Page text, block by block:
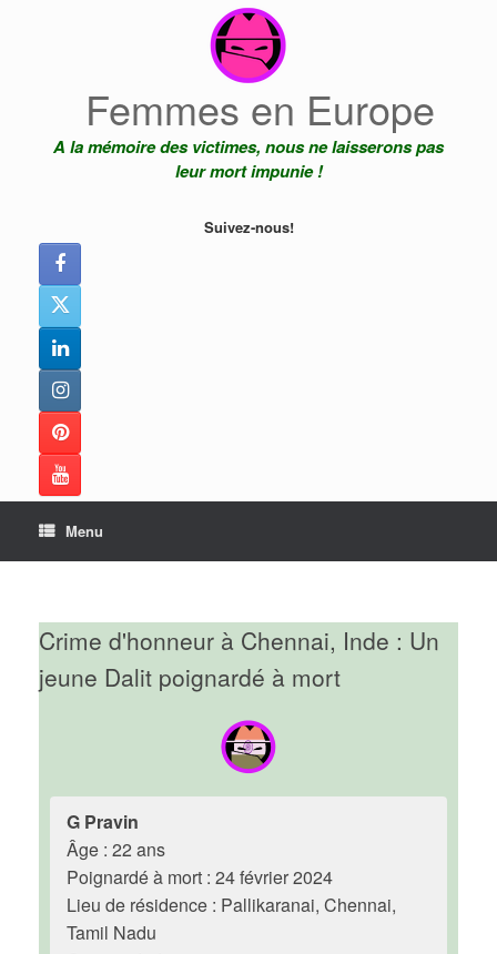
Femmes en Europe
A la mémoire des victimes, nous ne laisserons pas
leur mort impunie !
Suivez-nous!
Menu
Crime d'honneur à Chennai, Inde : Un
jeune Dalit poignardé à mort
G Pravin
Âge : 22 ans
Poignardé à mort : 24 février 2024
Lieu de résidence : Pallikaranai, Chennai,
Tamil Nadu